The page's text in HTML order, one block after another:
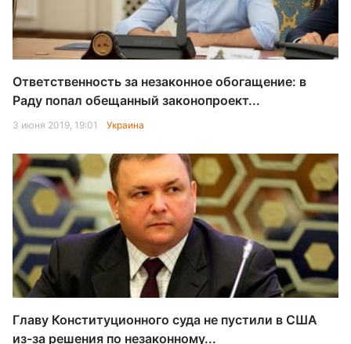
Ответственность за незаконное обогащение: в
Раду попал обещанный законопроект...
3 июня 2019, 19:01 Украина
Главу Конституционного суда не пустили в США
из-за решения по незаконному...